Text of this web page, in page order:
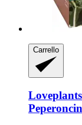
Carrello
Loveplants